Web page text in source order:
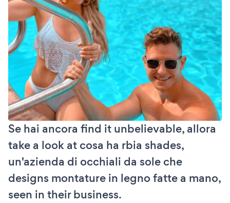
Se hai ancora find it unbelievable, allora
take a look at cosa ha rbia shades,
un'azienda di occhiali da sole che
designs montature in legno fatte a mano,
seen in their business.